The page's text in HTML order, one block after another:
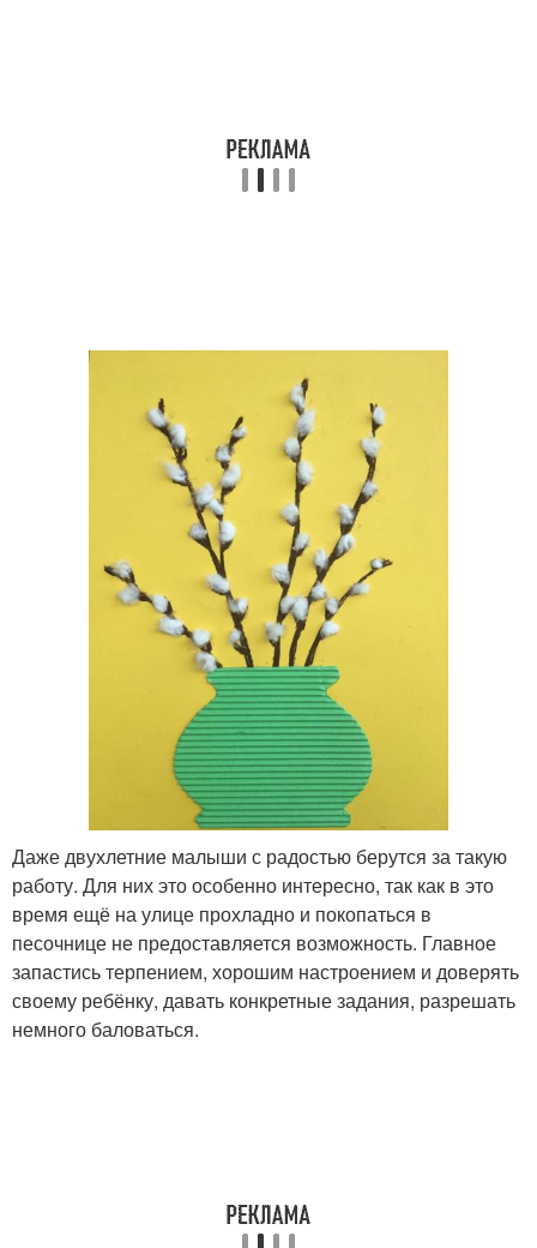
Даже двухлетние малыши с радостью берутся за такую
работу. Для них это особенно интересно, так как в это
время ещё на улице прохладно и покопаться в
песочнице не предоставляется возможность. Главное
запастись терпением, хорошим настроением и доверять
своему ребёнку, давать конкретные задания, разрешать
немного баловаться.